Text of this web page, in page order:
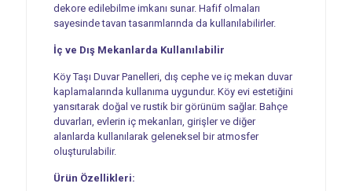
dekore edilebilme imkanı sunar. Hafif olmaları
sayesinde tavan tasarımlarında da kullanılabilirler.
İç ve Dış Mekanlarda Kullanılabilir
Köy Taşı Duvar Panelleri, dış cephe ve iç mekan duvar
kaplamalarında kullanıma uygundur. Köy evi estetiğini
yansıtarak doğal ve rustik bir görünüm sağlar. Bahçe
duvarları, evlerin iç mekanları, girişler ve diğer
alanlarda kullanılarak geleneksel bir atmosfer
oluşturulabilir.
Ürün Özellikleri: